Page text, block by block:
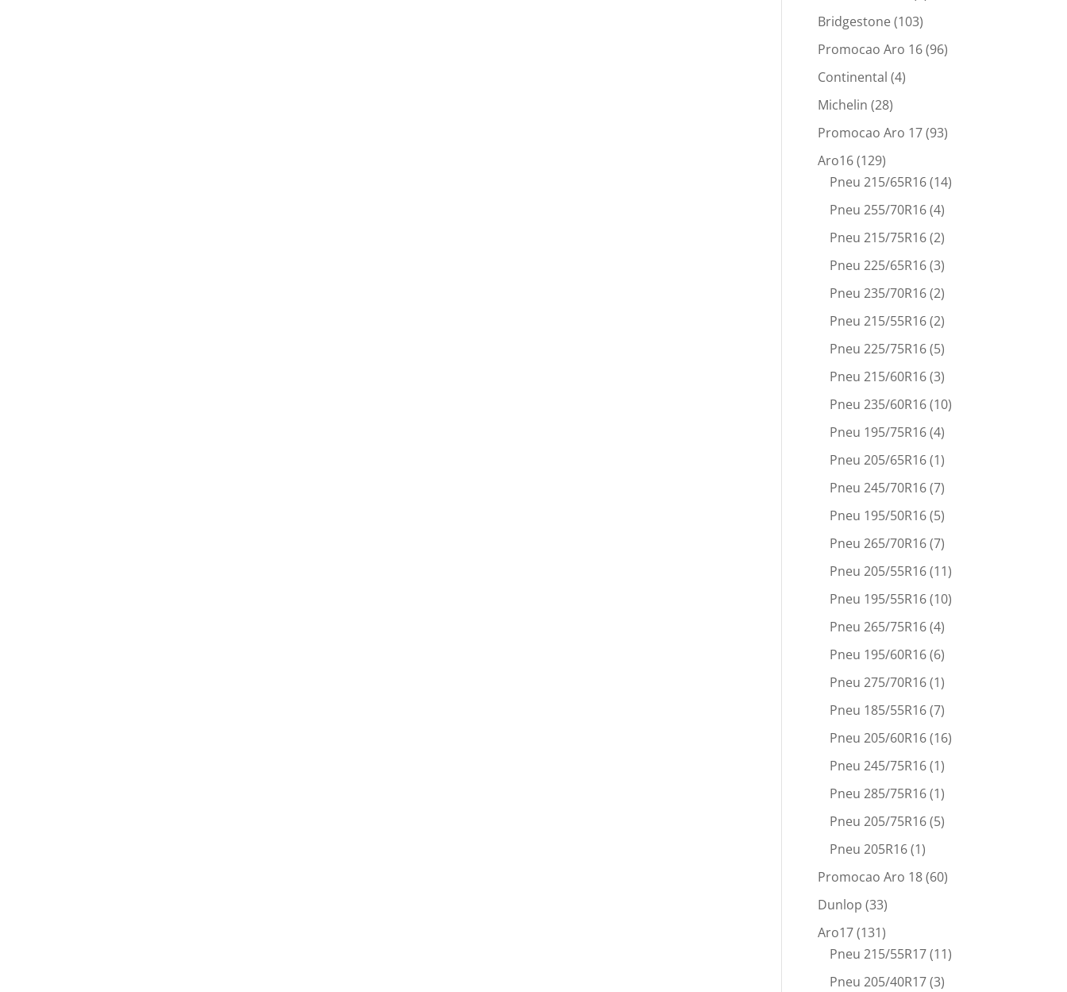
Bridgestone(103)
Promocao Aro 16(96)
Continental (4)
Michelin (28)
Promocao Aro 17(93)
Aro16(129)
Pneu 215/65R16(14)
Pneu 255/70R16(4)
Pneu 215/75R16(2)
Pneu 225/65R16(3)
Pneu 235/70R16(2)
Pneu 215/55R16(2)
Pneu 225/75R16(5)
Pneu 215/60R16(3)
Pneu 235/60R16(10)
Pneu 195/75R16(4)
Pneu 205/65R16(1)
Pneu 245/70R16(7)
Pneu 195/50R16(5)
Pneu 265/70R16(7)
Pneu 205/55R16(11)
Pneu 195/55R16(10)
Pneu 265/75R16(4)
Pneu 195/60R16(6)
Pneu 275/70R16(1)
Pneu 185/55R16(7)
Pneu 205/60R16(16)
Pneu 245/75R16(1)
Pneu 285/75R16(1)
Pneu 205/75R16(5)
Pneu 205R16(1)
Promocao Aro 18(60)
Dunlop (33)
Aro17(131)
Pneu 215/55R17(11)
Pneu 205/40R17(3)